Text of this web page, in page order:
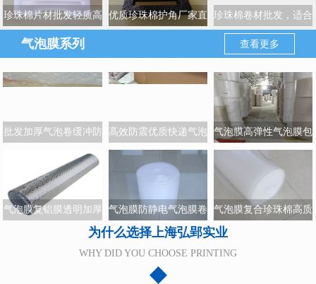
珍珠棉片材批发轻质高
效缓冲材料供应
优质珍珠棉护角厂家直
珍珠棉卷材批发，适合
多种包装需求
气泡膜系列 查看更多
批发加厚气泡卷缓冲防
震适用于各类易碎品包
装
高效防震优质快递气泡
膜柔软抗撕裂支持定制
尺寸
气泡膜高弹性气泡膜包
装搬家打包神器
气泡膜复铝膜透明加厚
气泡膜大泡小泡任选保
护力强工厂直供
气泡膜防静电气泡膜卷
装电子产品专用包装安
全防护
气泡膜复合珍珠棉高质
量防震气泡膜包装材料
为什么选择上海弘郢实业
WHY DID YOU CHOOSE PRINTING